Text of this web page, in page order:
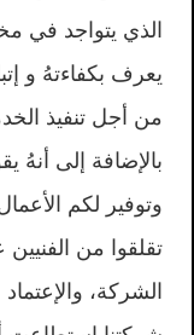
الذي يتواجد في
يعرف بكفاءتهُ و
من أجل تنفيذ
بالإضافة إلى أنهُ
وتوفير لكم
تقلقوا من
الشركة، والإعتماد